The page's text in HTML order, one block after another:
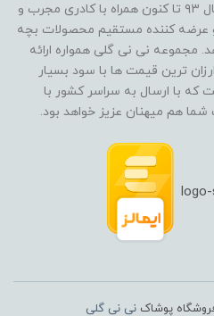
می باشد که با شروع به کار از سال ۹۳ تا کنون همراه با کادری مجرب و
و عرضه کننده مستقیم محصولات بچه
مجموعه نی نی گلی همواره ارائه
ترین قیمت ها با سود بسیار
که با ارسال به سراسر کشور با
هم میهنان عزیز خواهد بود.
پوشاکنی نی گلی